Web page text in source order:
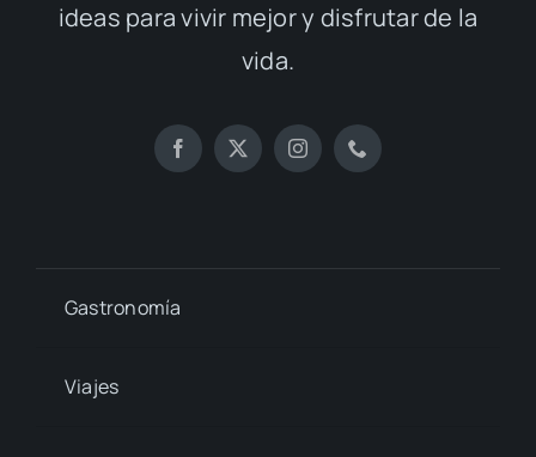
ideas para vivir mejor y disfrutar de la
vida.
Gastronomía
Viajes